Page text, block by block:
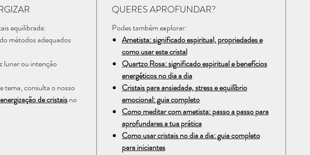
equilibrada:
métodos adequados
lunar ou intenção
tema, consulta o nosso
de cristaisno
QUERES APROFUNDAR?
Podes também explorar:
Ametista: significado espiritual, propriedades e
como usar este cristal
Quartzo Rosa: significado espiritual e benefícios
energéticos no dia a dia
Cristais para ansiedade, stress e equilíbrio
emocional: guia completo
Como meditar com ametista: passo a passo para
aprofundares a tua prática
Como usar cristais no dia a dia: guia completo
para iniciantes